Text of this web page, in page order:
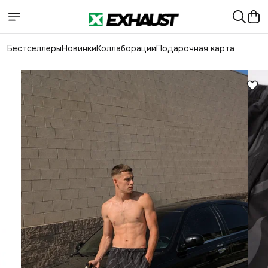
БестселлерыНовинкиКоллаборацииПодарочная карта